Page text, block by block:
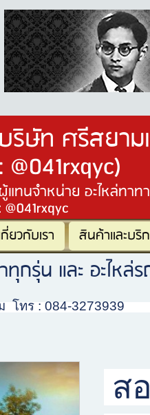
บริษัท ศรีสยา
: @041rxqyc)
แทนจำหน่าย อะไหล่ทา
@041rxqyc
กี่ยวกับเรา สินค้าและบริ
กรุ่น และ อะไหล่
โทร : 084-3273939
ส